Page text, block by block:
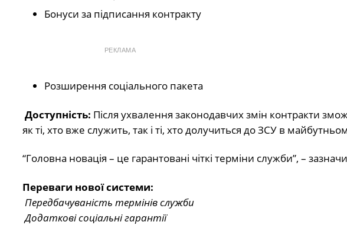
Бонуси за підписання контракту
РЕКЛАМА
Розширення соціального пакета
Доступність: Після ухвалення законодавчих змін контракти
як ті, хто вже служить, так і ті, хто долучиться до ЗСУ в
“Головна новація – це гарантовані чіткі терміни служби”, –
Переваги нової системи:
Передбачуваність термінів служби
Додаткові соціальні гарантії